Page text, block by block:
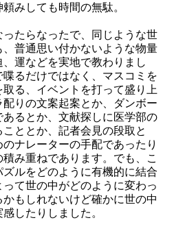
みしても時間の無駄。
たらなったで、同じような世
普通思い付かないような物量
運などを実地で教わりまし
るだけではなく、マスコミを
る、イベントを打って盛り上
りの文案起案とか、ダンボー
るとか、文献探しに医学部の
ととか、記者会見の段取と
ナレーターの手配であったり
み重ねであります。でも、こ
ルをどのように有機的に結合
て世の中がどのように変わっ
もしれないけど確かに世の中
したりしました。